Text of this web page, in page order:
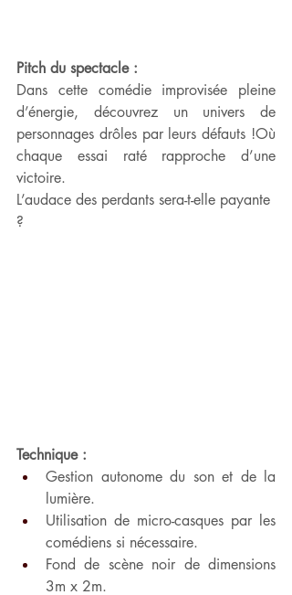
Pitch du spectacle :
Dans cette comédie improvisée pleine
d’énergie, découvrez un univers de
personnages drôles par leurs défauts !Où
chaque essai raté rapproche d’une
victoire.
L’audace des perdants sera-t-elle payante
?
Technique :
Gestion autonome du son et de la
lumière.
Utilisation de micro-casques par les
comédiens si nécessaire.
Fond de scène noir de dimensions
3m x 2m.